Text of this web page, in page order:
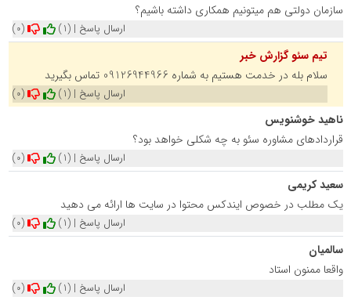
سازمان دولتی‌ هم میتونیم همکاری داشته باشیم؟
(1)
(0) ارسال پاسخ |
تیم سئو گزارش خبر
سلام بله در خدمت هستیم به شماره 09126944966 تماس بگیرید
(1)
(0) ارسال پاسخ |
ناهید خوشنویس
قراردادهای مشاوره سئو به چه شکلی خواهد بود؟
(1)
(0) ارسال پاسخ |
سعید کریمی
یک مطلب در خصوص ایندکس محتوا در سایت ها ارائه می دهید
(1)
(0) ارسال پاسخ |
سالمیان
واقعا ممنون استاد
(1)
(0) ارسال پاسخ |